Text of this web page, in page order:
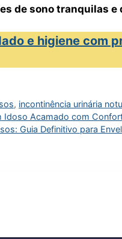
de sono tranquilas e
e higiene com
, incontinência urinária
Idoso Acamado com
Guia Definitivo para